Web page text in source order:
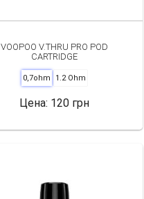
VOOPOO V.THRU PRO POD
CARTRIDGE
0,7ohm 1.2 Ohm
Цена: 120 грн